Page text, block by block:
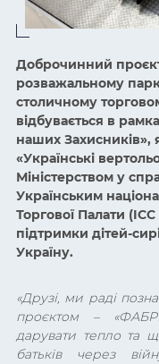
Доброчинний
розважальному
столичному
відбувається в
наших Захисників»,
«Українські
Міністерством у
Українським
Торгової Палати
підтримки дітей-
Україну.
«Друзі, ми раді
проєктом –
дарувати тепло та
батьків через